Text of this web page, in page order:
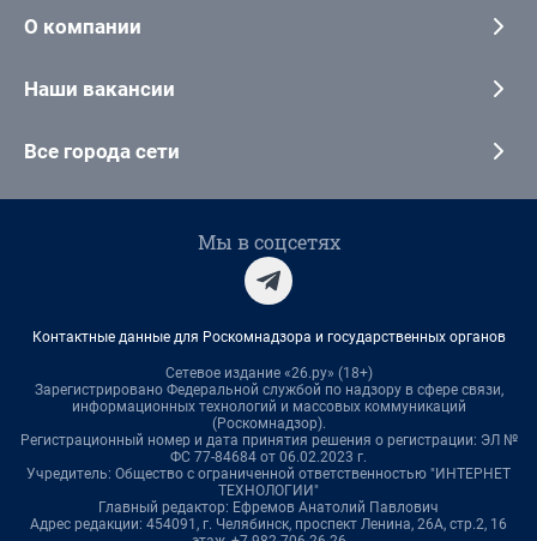
О компании
Наши вакансии
Все города сети
Мы в соцсетях
Контактные данные для Роскомнадзора и государственных органов
Сетевое издание «26.ру» (18+)
Зарегистрировано Федеральной службой по надзору в сфере связи,
информационных технологий и массовых коммуникаций
(Роскомнадзор).
Регистрационный номер и дата принятия решения о регистрации: ЭЛ №
ФС 77-84684 от 06.02.2023 г.
Учредитель: Общество с ограниченной ответственностью "ИНТЕРНЕТ
ТЕХНОЛОГИИ"
Главный редактор: Ефремов Анатолий Павлович
Адрес редакции: 454091, г. Челябинск, проспект Ленина, 26А, стр.2, 16